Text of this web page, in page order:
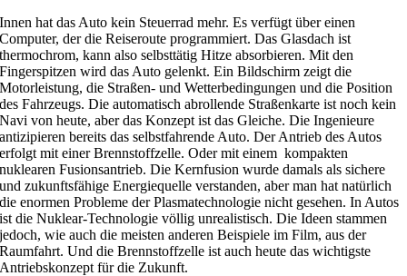
Innen hat das Auto kein Steuerrad mehr. Es verfügt über einen
Computer, der die Reiseroute programmiert. Das Glasdach ist
thermochrom, kann also selbsttätig Hitze absorbieren. Mit den
Fingerspitzen wird das Auto gelenkt. Ein Bildschirm zeigt die
Motorleistung, die Straßen- und Wetterbedingungen und die Position
des Fahrzeugs. Die automatisch abrollende Straßenkarte ist noch kein
Navi von heute, aber das Konzept ist das Gleiche. Die Ingenieure
antizipieren bereits das selbstfahrende Auto. Der Antrieb des Autos
erfolgt mit einer Brennstoffzelle. Oder mit einem kompakten
nuklearen Fusionsantrieb. Die Kernfusion wurde damals als sichere
und zukunftsfähige Energiequelle verstanden, aber man hat natürlich
die enormen Probleme der Plasmatechnologie nicht gesehen. In Autos
ist die Nuklear-Technologie völlig unrealistisch. Die Ideen stammen
jedoch, wie auch die meisten anderen Beispiele im Film, aus der
Raumfahrt. Und die Brennstoffzelle ist auch heute das wichtigste
Antriebskonzept für die Zukunft.